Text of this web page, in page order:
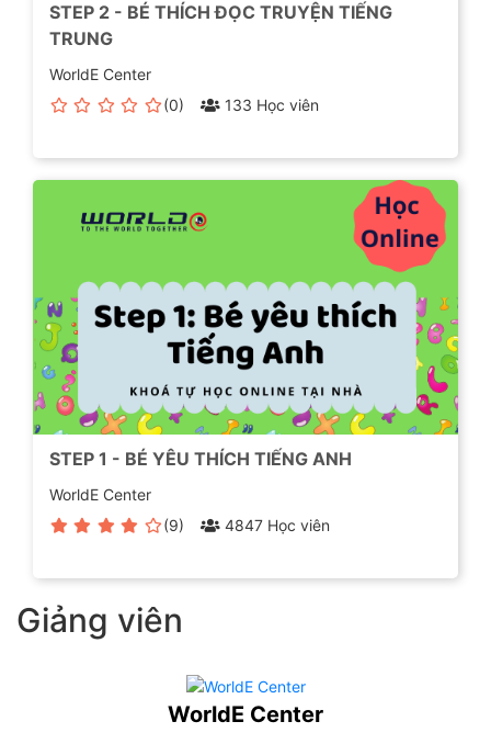
STEP 2 - BÉ THÍCH ĐỌC TRUYỆN TIẾNG
TRUNG
WorldE Center
(0)
133 Học viên
STEP 1 - BÉ YÊU THÍCH TIẾNG ANH
WorldE Center
(9)
4847 Học viên
Giảng viên
WorldE Center